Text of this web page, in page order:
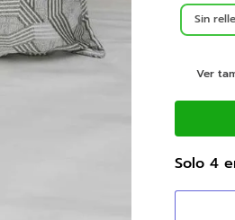
Sin
Ver
Solo 4